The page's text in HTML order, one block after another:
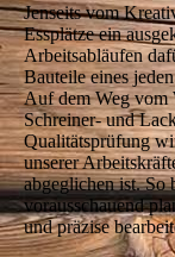
Jenseits vom
Essplätze ein
Arbeitsabläufen
Bauteile eines
Auf dem Weg vom
Schreiner- und
Qualitätsprüfung
unserer
abgeglichen ist.
vorausschauend
und präzise